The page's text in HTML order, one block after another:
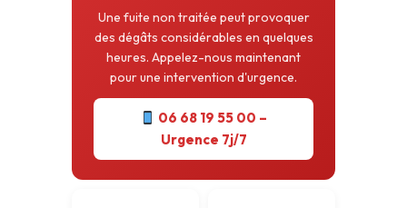
Une fuite non traitée peut provoquer
des dégâts considérables en quelques
heures. Appelez-nous maintenant
pour une intervention d'urgence.
06 68 19 55 00 –
Urgence 7j/7